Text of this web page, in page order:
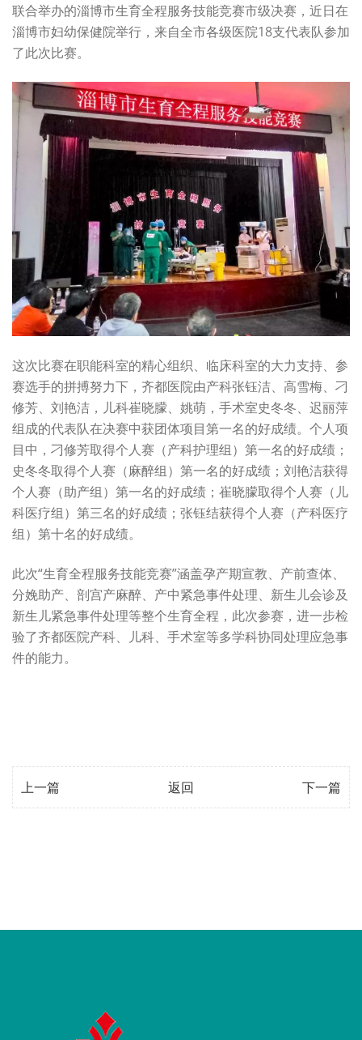
联合举办的淄博市生育全程服务技能竞赛市级决赛，近日在
淄博市妇幼保健院举行，来自全市各级医院18支代表队参加
了此次比赛。
这次比赛在职能科室的精心组织、临床科室的大力支持、参
赛选手的拼搏努力下，齐都医院由产科张钰洁、高雪梅、刁
修芳、刘艳洁，儿科崔晓朦、姚萌，手术室史冬冬、迟丽萍
组成的代表队在决赛中获团体项目第一名的好成绩。个人项
目中，刁修芳取得个人赛（产科护理组）第一名的好成绩；
史冬冬取得个人赛（麻醉组）第一名的好成绩；刘艳洁获得
个人赛（助产组）第一名的好成绩；崔晓朦取得个人赛（儿
科医疗组）第三名的好成绩；张钰结获得个人赛（产科医疗
组）第十名的好成绩。
此次“生育全程服务技能竞赛”涵盖孕产期宣教、产前查体、
分娩助产、剖宫产麻醉、产中紧急事件处理、新生儿会诊及
新生儿紧急事件处理等整个生育全程，此次参赛，进一步检
验了齐都医院产科、儿科、手术室等多学科协同处理应急事
件的能力。
上一篇 返回 下一篇